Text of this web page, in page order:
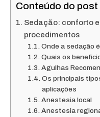
Conteúdo do post
Sedação: conforto
procedimentos
Onde a sedação
Quais os
Agulhas
Os principais
aplicações
Anestesia local
Anestesia